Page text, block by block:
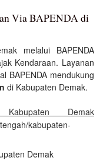
Via BAPENDA di
melalui BAPENDA
Kendaraan. Layanan
BAPENDA mendukung
di Kabupaten Demak.
Kabupaten Demak
kabupaten-
Demak